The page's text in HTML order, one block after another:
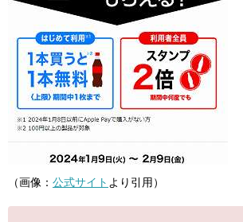
（画像： 公式サイト より引用）